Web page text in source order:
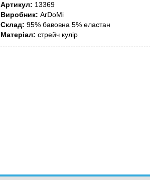
Артикул: 13369
Виробник: ArDoMi
Склад: 95% бавовна 5% еластан
Матеріал: стрейч кулір